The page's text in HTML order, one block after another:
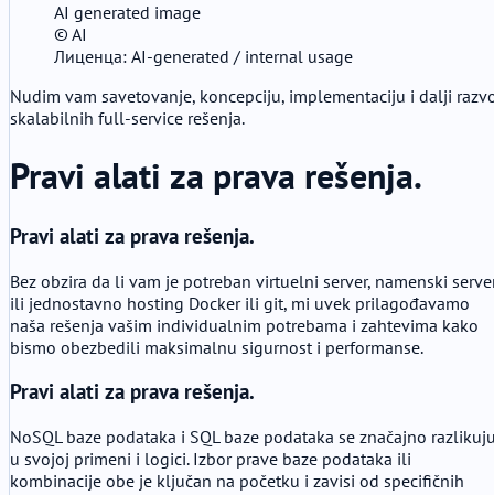
AI generated image
© AI
Лиценца: AI-generated / internal usage
Nudim vam savetovanje, koncepciju, implementaciju i dalji
skalabilnih full-service rešenja.
Pravi alati za prava rešenja.
Pravi alati za prava rešenja.
Bez obzira da li vam je potreban virtuelni server, namenski
ili jednostavno hosting Docker ili git, mi uvek prilagođavamo
naša rešenja vašim individualnim potrebama i zahtevima kako
bismo obezbedili maksimalnu sigurnost i performanse.
Pravi alati za prava rešenja.
NoSQL baze podataka i SQL baze podataka se značajno
u svojoj primeni i logici. Izbor prave baze podataka ili
kombinacije obe je ključan na početku i zavisi od specifičnih